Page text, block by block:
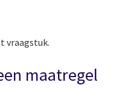
vraagstuk.
maatregel